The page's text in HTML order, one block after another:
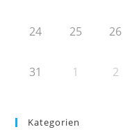
24 25 26
31 1 2
Kategorien